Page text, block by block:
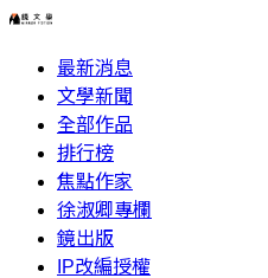
最新消息
文學新聞
全部作品
排行榜
焦點作家
徐淑卿專欄
鏡出版
IP改編授權